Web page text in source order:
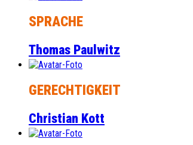
SPRACHE
Thomas Paulwitz
GERECHTIGKEIT
Christian Kott